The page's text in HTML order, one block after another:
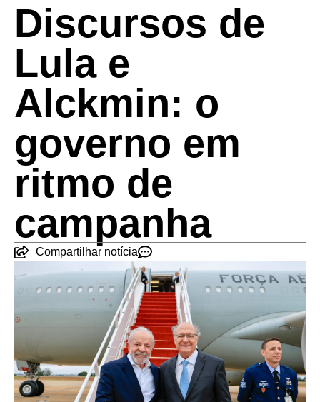
Discursos de
Lula e
Alckmin: o
governo em
ritmo de
campanha
Compartilhar notícia